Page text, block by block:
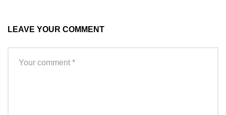
LEAVE YOUR COMMENT